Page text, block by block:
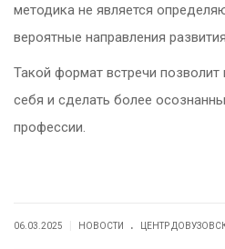
методика не является
вероятные направления развития.
Такой формат встречи
себя и сделать более
профессии.
06.03.2025 НОВОСТИ . ЦЕНТР